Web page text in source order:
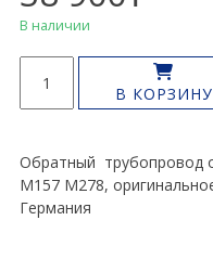
В наличии
товара
Трубопровод
М157
М278
В КОРЗИНУ
Обратный трубопровод
М157 М278,
Германия